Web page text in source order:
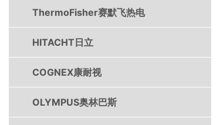
ThermoFisher赛默飞热电
HITACHT日立
COGNEX康耐视
OLYMPUS奥林巴斯